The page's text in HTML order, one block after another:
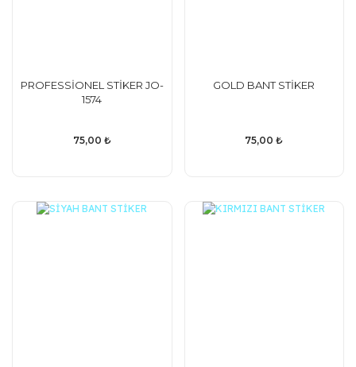
PROFESSİONEL STİKER JO-
1574
75,00 ₺
GOLD BANT STİKER
75,00 ₺